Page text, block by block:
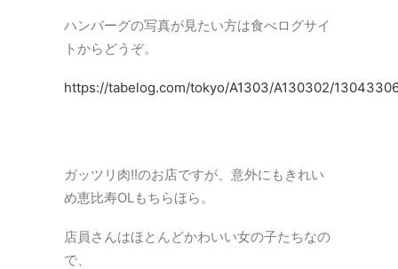
ハンバーグの写真が見たい方は食べログサイ
トからどうぞ。
https://tabelog.com/tokyo/A1303/A130302/
ガッツリ肉!!のお店ですが、意外にもきれい
め恵比寿OLもちらほら。
店員さんはほとんどかわいい女の子たちなの
で、